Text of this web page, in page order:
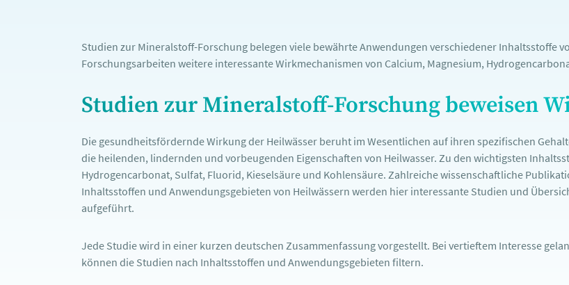
Studien zur Mineralstoff-Forschung belegen viele bewährte Anwendungen verschiedener Inhaltsstoffe
Forschungsarbeiten weitere interessante Wirkmechanismen von Calcium, Magnesium,
Studien zur Mineralstoff-Forschung beweisen
Die gesundheitsfördernde Wirkung der Heilwässer beruht im Wesentlichen auf ihren spezifischen
die heilenden, lindernden und vorbeugenden Eigenschaften von Heilwasser. Zu den wichtigsten
Hydrogencarbonat, Sulfat, Fluorid, Kieselsäure und Kohlensäure. Zahlreiche wissenschaftliche
Inhaltsstoffen und Anwendungsgebieten von Heilwässern werden hier interessante Studien und
aufgeführt.
Jede Studie wird in einer kurzen deutschen Zusammenfassung vorgestellt. Bei vertieftem Interesse
können die Studien nach Inhaltsstoffen und Anwendungsgebieten filtern.